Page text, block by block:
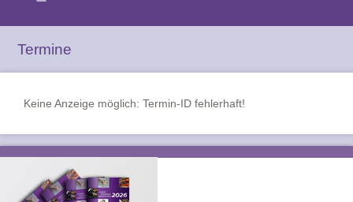
Termine
Keine Anzeige möglich: Termin-ID fehlerhaft!